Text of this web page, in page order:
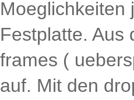
Moeglichkeiten
Festplatte. Aus
frames (
auf. Mit den